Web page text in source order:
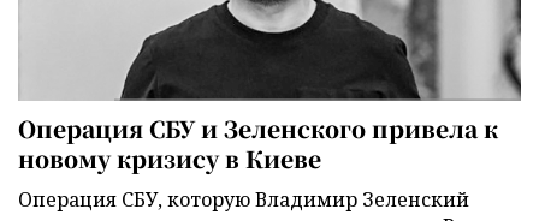
Операция СБУ и Зеленского привела к
новому кризису в Киеве
Операция СБУ, которую Владимир Зеленский